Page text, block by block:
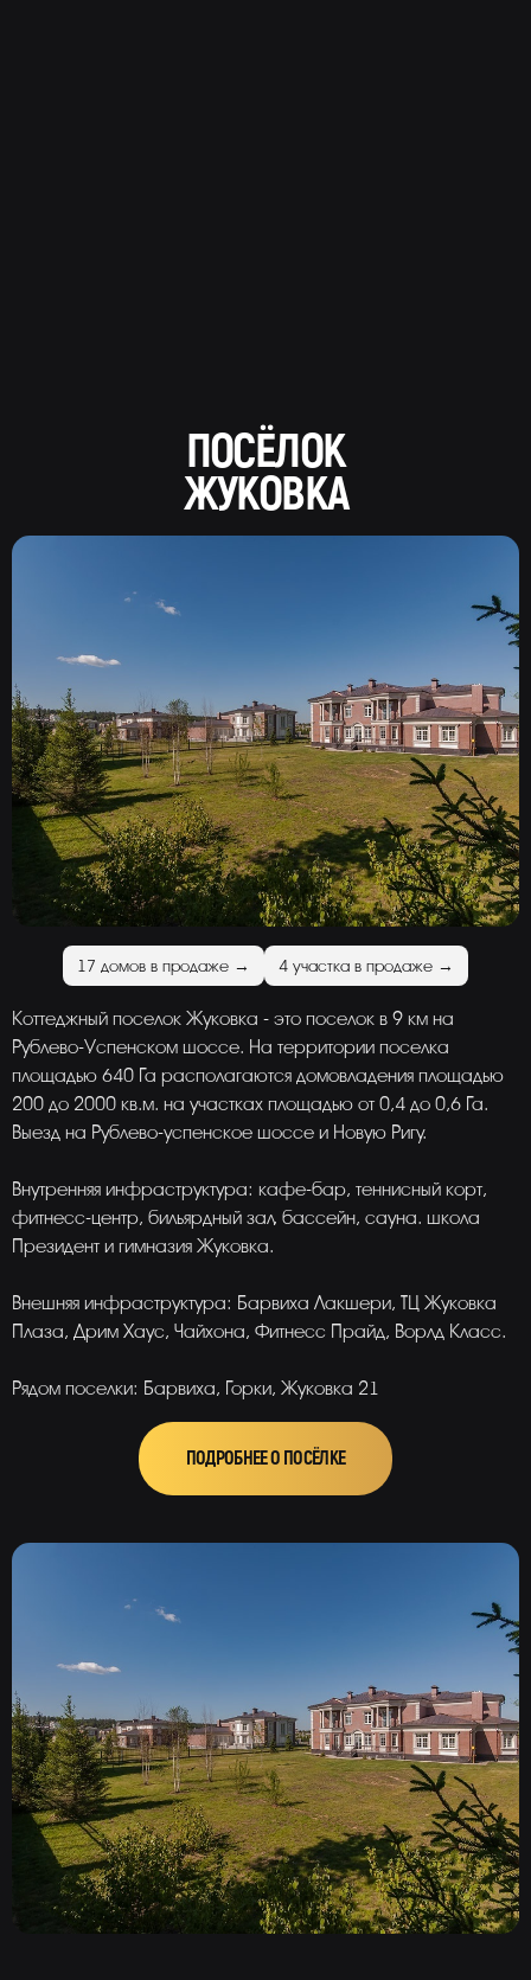
ПОСЁЛОК
ЖУКОВКА
17 домов в продаже → 4 участка в продаже →
Коттеджный поселок Жуковка - это поселок в 9 км на
Рублево-Успенском шоссе. На территории поселка
площадью 640 Га располагаются домовладения площадью
200 до 2000 кв.м. на участках площадью от 0,4 до 0,6 Га.
Выезд на Рублево-успенское шоссе и Новую Ригу.
Внутренняя инфраструктура: кафе-бар, теннисный корт,
фитнесс-центр, бильярдный зал, бассейн, сауна. школа
Президент и гимназия Жуковка.
Внешняя инфраструктура: Барвиха Лакшери, ТЦ Жуковка
Плаза, Дрим Хаус, Чайхона, Фитнесс Прайд, Ворлд Класс.
Рядом поселки: Барвиха, Горки, Жуковка 21
ПОДРОБНЕЕ О ПОСЁЛКЕ